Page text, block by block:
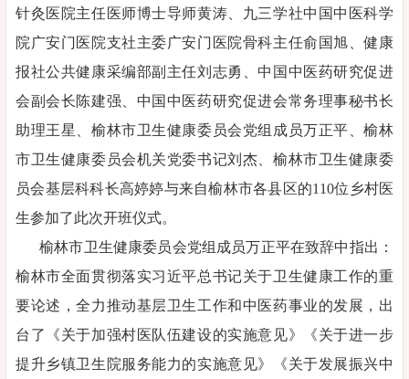
针灸医院主任医师博士导师黄涛、九三学社中国中医科学
院广安门医院支社主委广安门医院骨科主任俞国旭、健康
报社公共健康采编部副主任刘志勇、中国中医药研究促进
会副会长陈建强、中国中医药研究促进会常务理事秘书长
助理王星、榆林市卫生健康委员会党组成员万正平、榆林
市卫生健康委员会机关党委书记刘杰、榆林市卫生健康委
员会基层科科长高婷婷与来自榆林市各县区的110位乡村医
生参加了此次开班仪式。
榆林市卫生健康委员会党组成员万正平在致辞中指出：
榆林市全面贯彻落实习近平总书记关于卫生健康工作的重
要论述，全力推动基层卫生工作和中医药事业的发展，出
台了《关于加强村医队伍建设的实施意见》《关于进一步
提升乡镇卫生院服务能力的实施意见》《关于发展振兴中